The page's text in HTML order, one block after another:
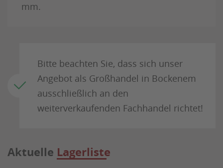
mm.
Bitte beachten Sie, dass sich unser
Angebot als Großhandel in Bockenem
ausschließlich an den
weiterverkaufenden Fachhandel richtet!
Aktuelle Lagerliste